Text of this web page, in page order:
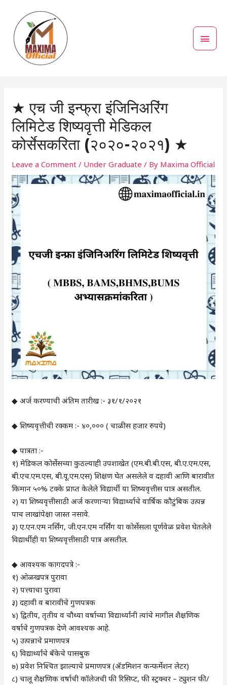
content
★ एच जी इन्फ्रा इंजिनिअरिंग
लिमिटेड शिष्यवृत्ती मेडिकल
कोर्सेसकरिता (२०२०-२०२१) ★
Leave a Comment / Under Graduate / By Maxima Official
◆ अर्ज करण्याची अंतिम तारीख :- ३१/१/२०२१
◆ शिष्यवृत्तीची रक्कम :- ४०,००० ( चाळीस हजार रुपये)
◆ पात्रता :-
१) मेडिकल कोर्सेसच्या कुठल्याही उपशाखेत (एम.बी.बी.एस, बी.ए.एम.एस,
बी.एच.एम.एस, बी.यू.एम.एस) शिक्षण घेत असलेले व दहावी आणि बारावीत
किमान ५०% टक्के प्राप्त केलेले विद्यार्थी या शिष्यवृत्तीस पात्र असतील.
२) या शिष्यवृत्तीसाठी अर्ज करणाऱ्या विद्यार्थ्याचे वार्षिक कौटुंबिक उत्पन्न
पाच लाखांपेक्षा जास्त नसावे.
३) ए.एन.एम नर्सिंग, जी.एन.एम नर्सिंग या कोर्सेसला पूर्णवेळ प्रवेश घेतलेले
विद्यार्थीही या शिष्यवृत्तीसाठी पात्र असतील.
◆ आवश्यक कागदपत्रे :-
१) ओळखपत्र पुरावा
२) पत्त्याचा पुरावा
३) दहावी व बारावीचे गुणपत्रक
४) द्वितीय, तृतीय व चौथ्या वर्षाच्या विद्यार्थ्यांनी त्यांचे मागील शैक्षणिक
वर्षाचे गुणपत्रक देणे आवश्यक आहे.
५) उत्पन्नाचे प्रमाणपत्र
६) विद्यार्थ्यांचे बँकेचे पासबुक
७) प्रवेश निश्चित झाल्याचे प्रमाणपत्र (ॲडमिशन कन्फर्मेशन लेटर)
८) चालू शैक्षणिक वर्षाची कॉलेजची फी रिसिप्ट, फी स्ट्रक्चर – ट्युशन फी/